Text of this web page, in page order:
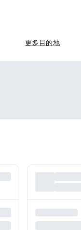
更多目的地